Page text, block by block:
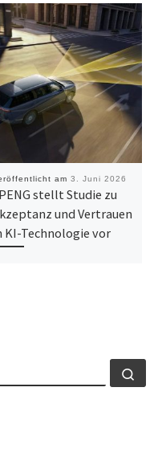
am 3. Juni 2026
stellt Studie zu
und Vertrauen
KI-Technologie vor